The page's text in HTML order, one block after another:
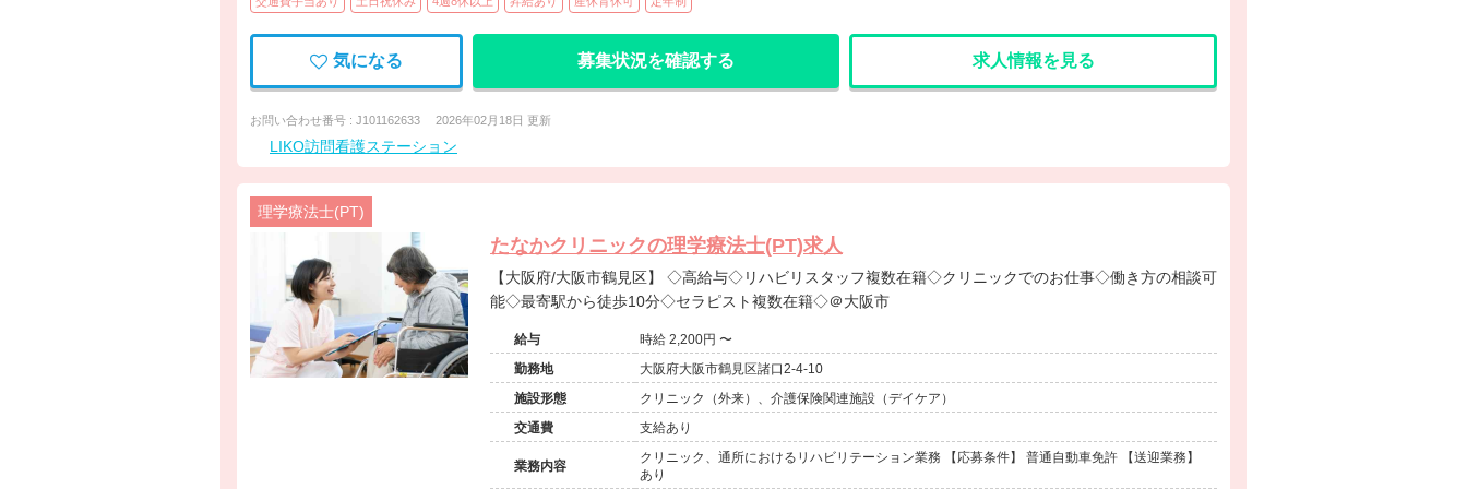
気になる 募集状況を確認する 求人情報を見る
お問い合わせ番号 : J101162633 2026年02月18日 更新
LIKO訪問看護ステーション
理学療法士(PT)
たなかクリニックの理学療法士(PT)求人
【大阪府/大阪市鶴見区】 ◇高給与◇リハビリスタッフ複数在籍◇クリニックでのお仕事◇働き方の相談可
能◇最寄駅から徒歩10分◇セラピスト複数在籍◇＠大阪市
給与
時給 2,200円 〜
勤務地
大阪府大阪市鶴見区諸口2-4-10
施設形態
クリニック（外来）、介護保険関連施設（デイケア）
交通費
支給あり
業務内容
クリニック、通所におけるリハビリテーション業務 【応募条件】 普通自動車免許 【送迎業務】
あり